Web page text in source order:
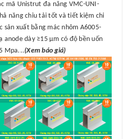
mã Unistrut đa năng VMC-UNI-
năng chỉu tải tốt và tiết kiệm chi
sản xuất bằng mác nhôm A6005-
anode dày ≥15 μm có độ bền uốn
Mpa...(Xem báo giá)